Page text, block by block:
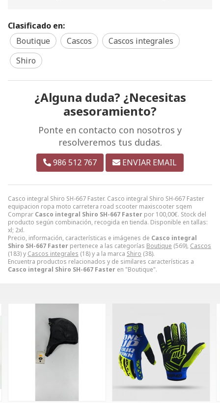
Casco integral Shiro SH-667 Faster. Casco integral Shiro SH-667 Faster
equipacion ropa moto carretera road scooter maxiscooter sqem
Comprar Casco integral Shiro SH-667 Faster por 100,00€. Stock del
producto según combinación, recogida en tienda. Disponible en tallas:
xl; 2xl.
Precio, información, características e imágenes de Casco integral
Shiro SH-667 Faster pertenece a las categorías Boutique (569), Cascos
(183) y Cascos integrales (18) y a la marca Shiro (38).
Encuentra productos relacionados y de similares características a
Casco integral Shiro SH-667 Faster en "Boutique".
Clasificado en:
Boutique
Cascos
Cascos integrales
Shiro
¿Alguna duda? ¿Necesitas
asesoramiento?
Ponte en contacto con nosotros y
resolveremos tus dudas.
986 512 767 ENVIAR EMAIL